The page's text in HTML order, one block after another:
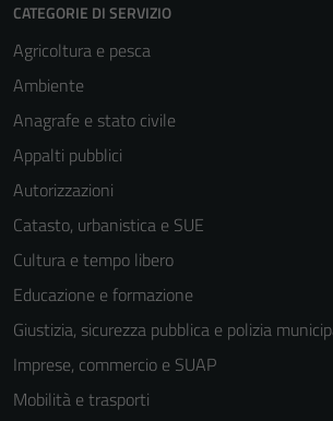
CATEGORIE DI SERVIZIO
Agricoltura e pesca
Ambiente
Anagrafe e stato civile
Appalti pubblici
Autorizzazioni
Catasto, urbanistica e SUE
Cultura e tempo libero
Educazione e formazione
Giustizia, sicurezza pubblica e polizia
Imprese, commercio e SUAP
Mobilità e trasporti